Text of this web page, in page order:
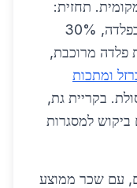
תחזית:
שוק ישראלי של 12 מיליארד ₪ בפלדה, 30%
פלדה מרוכבת,
ומתכות
מיחזור של 70% מפסולת. בקריית גת,
ביקוש למסגרות
עם שכר ממוצע